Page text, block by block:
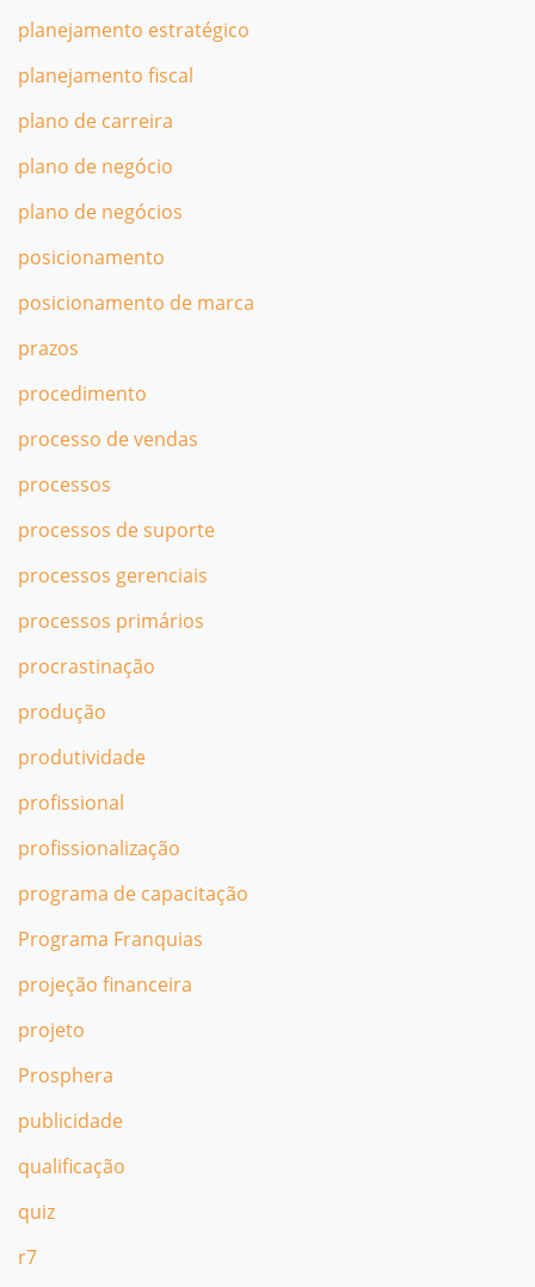
planejamento estratégico
planejamento fiscal
plano de carreira
plano de negócio
plano de negócios
posicionamento
posicionamento de marca
prazos
procedimento
processo de vendas
processos
processos de suporte
processos gerenciais
processos primários
procrastinação
produção
produtividade
profissional
profissionalização
programa de capacitação
Programa Franquias
projeção financeira
projeto
Prosphera
publicidade
qualificação
quiz
r7